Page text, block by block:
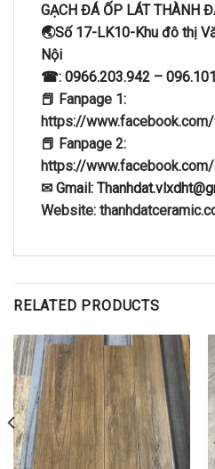
GẠCH ĐÁ ỐP LÁT THÀNH
🌏Số 17-LK10-Khu đô thị
Nội
☎: 0966.203.942 –
📕 Fanpage 1:
https://
📕 Fanpage 2:
https://
✉ Gmail:
Website:
RELATED PRODUCTS